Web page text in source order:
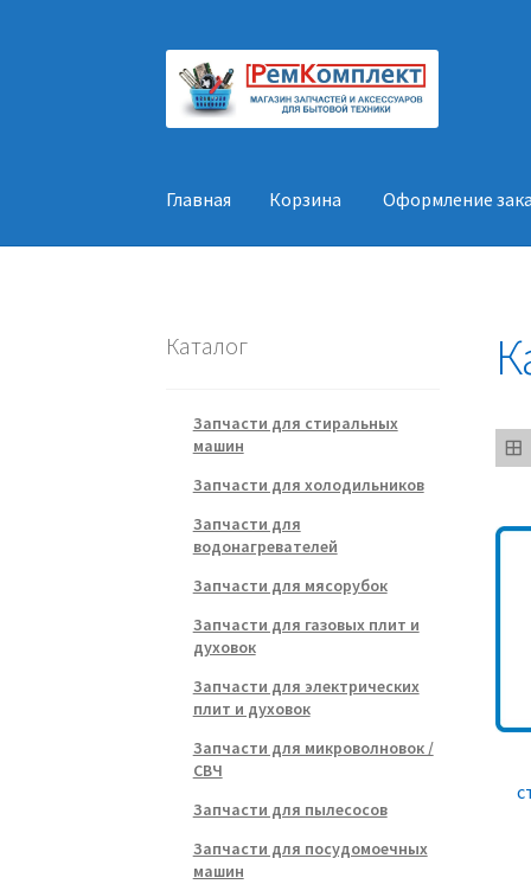
Перейти
навигации
Перейти
содержимому
Главная Корзина Оформление
Каталог
Запчасти для стиральных
машин
Запчасти для холодильников
Запчасти для
водонагревателей
Запчасти для мясорубок
Запчасти для газовых плит и
духовок
Запчасти для электрических
плит и духовок
Запчасти для микроволновок /
СВЧ
Запчасти для пылесосов
Запчасти для посудомоечных
машин